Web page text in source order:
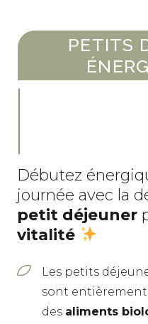
PETITS
Débutez
journée avec la
petit déjeuner
vitalité
Les petits
sont entièrement
des aliments